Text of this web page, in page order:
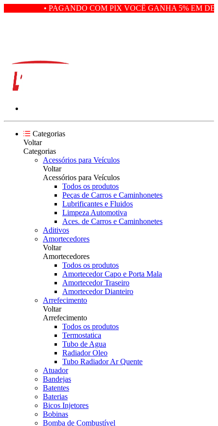
• PAGANDO COM PIX VOCÊ GANHA 5% EM
Categorias
Voltar
Categorias
Acessórios para Veículos
Voltar
Acessórios para Veículos
Todos os produtos
Peças de Carros e Caminhonetes
Lubrificantes e Fluidos
Limpeza Automotiva
Aces. de Carros e Caminhonetes
Aditivos
Amortecedores
Voltar
Amortecedores
Todos os produtos
Amortecedor Capo e Porta Mala
Amortecedor Traseiro
Amortecedor Dianteiro
Arrefecimento
Voltar
Arrefecimento
Todos os produtos
Termostatica
Tubo de Agua
Radiador Oleo
Tubo Radiador Ar Quente
Atuador
Bandejas
Batentes
Baterias
Bicos Injetores
Bobinas
Bomba de Combustível